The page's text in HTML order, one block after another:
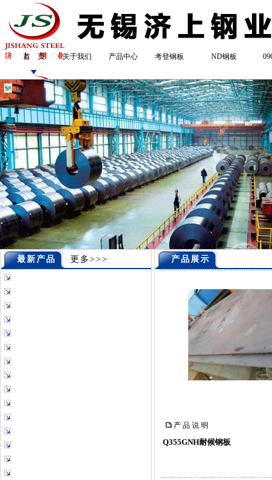
首 页 关于我们 产品中心 考登钢板 ND钢板
最新产品 更多>>> 产品展示
产 品 说 明
Q355GNH耐候钢板